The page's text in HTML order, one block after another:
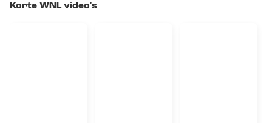
Korte WNL video's